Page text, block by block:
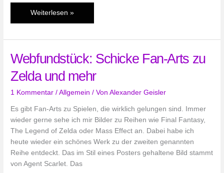
Webfundstück:
Crossover-
Spielehelden
Weiterlesen »
Webfundstück: Schicke Fan-Arts zu
Zelda und mehr
1 Kommentar /Allgemein / VonAlexander Geisler
Es gibt Fan-Arts zu Spielen, die wirklich gelungen sind. Immer
wieder gerne sehe ich mir Bilder zu Reihen wie Final Fantasy,
The Legend of Zelda oder Mass Effect an. Dabei habe ich
heute wieder ein schönes Werk zu der zweiten genannten
Reihe entdeckt. Das im Stil eines Posters gehaltene Bild stammt
von Agent Scarlet. Das